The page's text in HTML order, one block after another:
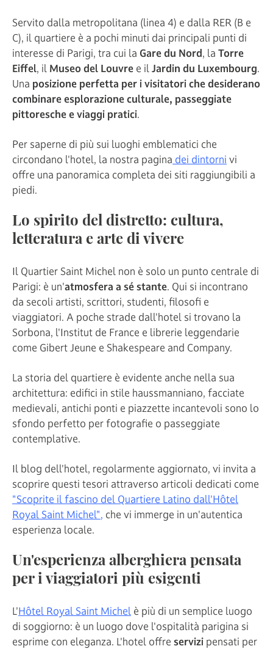
Servito dalla metropolitana (linea 4) e dalla RER (B e
C), il quartiere è a pochi minuti dai principali punti di
interesse di Parigi, tra cui la Gare du Nord, la Torre
Eiffel, il Museo del Louvre e ilJardin du Luxembourg.
Una posizione perfetta per i visitatori che desiderano
combinare esplorazione culturale, passeggiate
pittoresche e viaggi pratici.
Per saperne di più sui luoghi emblematici che
circondano l'hotel, la nostra pagina dei dintorni vi
offre una panoramica completa dei siti raggiungibili a
piedi.
Lo spirito del distretto: cultura,
letteratura e arte di vivere
Il Quartier Saint Michel non è solo un punto centrale di
Parigi: è un'atmosfera a sé stante. Qui si incontrano
da secoli artisti, scrittori, studenti, filosofi e
viaggiatori. A poche strade dall'hotel si trovano la
Sorbona, l'Institut de France e librerie leggendarie
come Gibert Jeune e Shakespeare and Company.
La storia del quartiere è evidente anche nella sua
architettura: edifici in stile haussmanniano, facciate
medievali, antichi ponti e piazzette incantevoli sono lo
sfondo perfetto per fotografie o passeggiate
contemplative.
Il blog dell'hotel, regolarmente aggiornato, vi invita a
scoprire questi tesori attraverso articoli dedicati come
"Scoprite il fascino del Quartiere Latino dall'Hôtel
Royal Saint Michel", che vi immerge in un'autentica
esperienza locale.
Un'esperienza alberghiera pensata
per i viaggiatori più esigenti
L'Hôtel Royal Saint Michel è più di un semplice luogo
di soggiorno: è un luogo dove l'ospitalità parigina si
esprime con eleganza. L'hotel offre servizi pensati per